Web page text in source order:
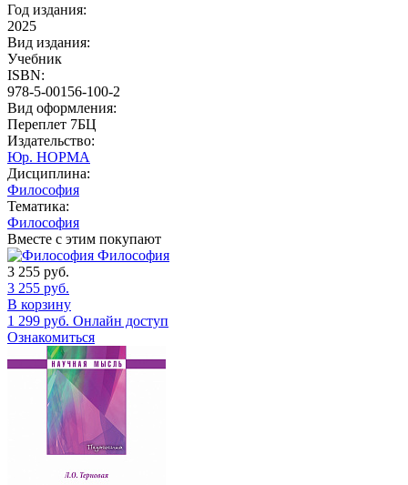
Год издания:
2025
Вид издания:
Учебник
ISBN:
978-5-00156-100-2
Вид оформления:
Переплет 7БЦ
Издательство:
Юр. НОРМА
Дисциплина:
Философия
Тематика:
Философия
Вместе с этим покупают
Философия
3 255 руб.
3 255 руб.
В корзину
1 299 руб. Онлайн доступ
Ознакомиться